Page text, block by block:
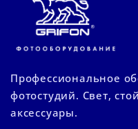
Профессиональное
фотостудий. Свет,
аксессуары.